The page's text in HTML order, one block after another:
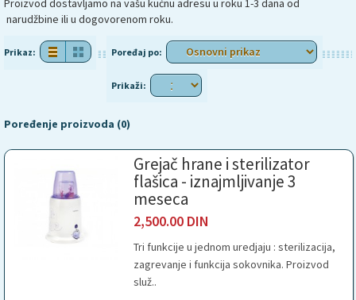
Proizvod dostavljamo na vašu kućnu adresu u roku 1-3 dana od
narudžbine ili u dogovorenom roku.
Prikaz: Poređaj po:
Prikaži:
Poređenje proizvoda (0)
Grejač hrane i sterilizator
flašica - iznajmljivanje 3
meseca
2,500.00 DIN
Tri funkcije u jednom uredjaju : sterilizacija,
zagrevanje i funkcija sokovnika. Proizvod
služ..